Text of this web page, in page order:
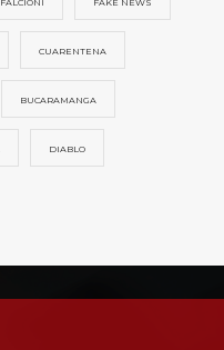
CUARENTENA
BUCARAMANGA
DIABLO